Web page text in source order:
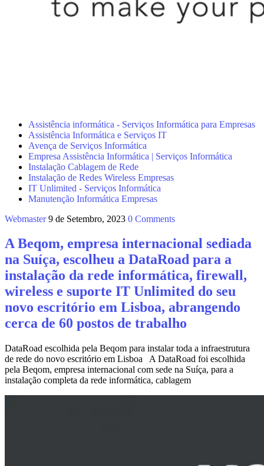
Assistência informática - Serviços Informática para Empresas
Assistência Informática e Serviços IT
Avença de Serviços Informática
Empresa Assistência Informática | Serviços Informática
Instalação Cablagem de Rede
Instalação de Redes Wireless Empresas
IT Unlimited - Serviços Informática
Manutenção Informática Empresas
Webmaster 9 de Setembro, 2023 0 Comments
A Beqom, empresa internacional sediada
na Suíça, escolheu a DataRoad para a
instalação da rede informática, firewall,
wireless e suporte IT Unlimited do seu
novo escritório em Lisboa, abrangendo
cerca de 60 postos de trabalho
DataRoad escolhida pela Beqom para instalar toda a infraestrutura
de rede do novo escritório em Lisboa A DataRoad foi escolhida
pela Beqom, empresa internacional com sede na Suíça, para a
instalação completa da rede informática, cablagem